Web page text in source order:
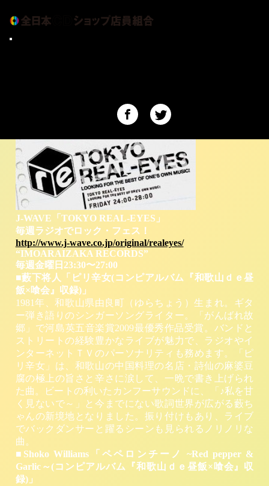
全日本CDショップ店員組合について
ェック！リコメンドするのは全国のCDショップのカリ
スマバイヤー達！1/22(金)今週の『店長』は、和歌山市
J-WAVE「TOKYO REAL-EYES」
毎週ラジオでロック・フェス！
http://www.j-wave.co.jp/original/realeyes/
“IMOARAIZAKA RECORDS”
毎週金曜日23:30〜27:00
■藪下将人「ピリ辛女(コンピアルバム『和歌山ｄｅ昼
飯×喰会』収録)」
1981年、和歌山県由良町（ゆらちょう）生まれ。ギタ
ー弾き語りのシンガーソングライター。「がんばれ故
郷」で河島英五音楽賞2009最優秀作品受賞。バンドと
ストリートの経験豊かなライブが魅力で、ラジオやイ
ンターネットＴＶのパーソナリティも務めます。「ピ
リ辛女」は、和歌山の中国料理の名店・詩仙の麻婆豆
腐の極上の旨さと辛さに涙して、一晩で書き上げられ
た曲。ビートの利いたカンフーサウンドに、「♪私を甘
く見ないで～」と今までにない歌詞世界が広がる藪ち
ゃんの新境地となりました。振り付けもあり、ライブ
でバックダンサーと躍るシーンも見られるノリノリな
曲。
■Shoko Williams「ペペロンチーノ ~Red pepper &
Garlic～(コンピアルバム『和歌山ｄｅ昼飯×喰会』収
録)」